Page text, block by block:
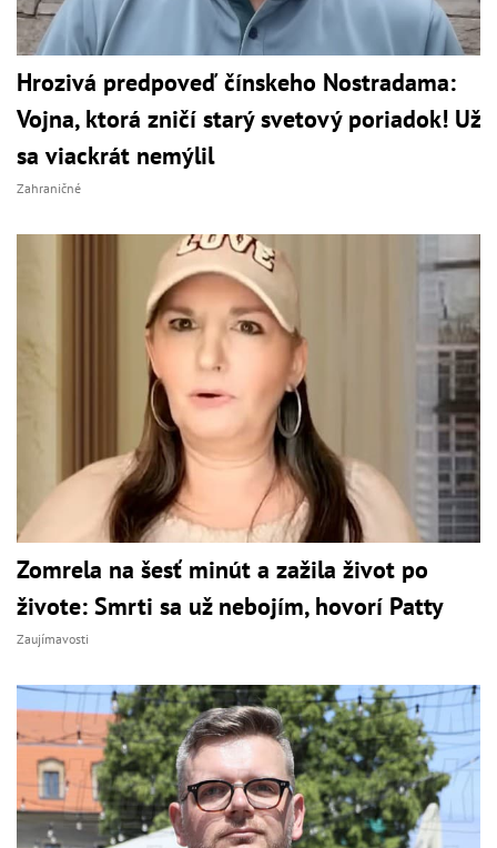
Hrozivá predpoveď čínskeho Nostradama:
Vojna, ktorá zničí starý svetový poriadok! Už
sa viackrát nemýlil
Zahraničné
Zomrela na šesť minút a zažila život po
živote: Smrti sa už nebojím, hovorí Patty
Zaujímavosti